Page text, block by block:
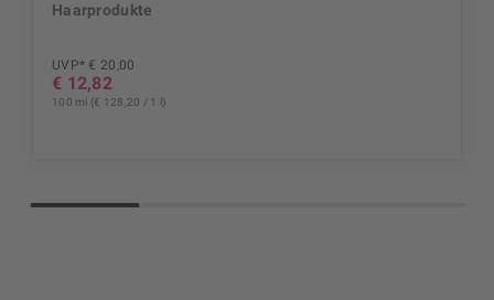
Haarprodukte
UVP* € 20,00
€ 12,82
100 ml (€ 128,20 / 1 l)